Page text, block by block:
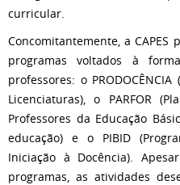
curricular.
Concomitantemente, a
programas voltados à
professores: o
Licenciaturas), o PARFOR
Professores da Educação
educação) e o PIBID
Iniciação à Docência).
programas, as atividades